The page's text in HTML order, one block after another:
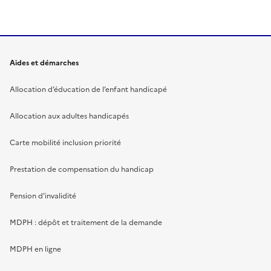
Aides et démarches
Allocation d’éducation de l’enfant handicapé
Allocation aux adultes handicapés
Carte mobilité inclusion priorité
Prestation de compensation du handicap
Pension d'invalidité
MDPH : dépôt et traitement de la demande
MDPH en ligne